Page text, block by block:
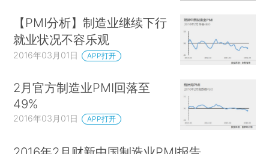
【PMI分析】制造业继续下行
就业状况不容乐观
2016年03月01日 APP打开
2月官方制造业PMI回落至
49%
2016年03月01日 APP打开